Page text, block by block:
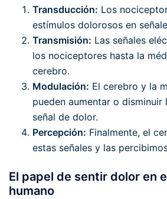
Transducción: Los
estímulos dolorosos en
Transmisión: Las señales
los nociceptores hasta la
cerebro.
Modulación: El cerebro y la
pueden aumentar o disminuir
señal de dolor.
Percepción: Finalmente, el
estas señales y las
El papel de sentir dolor en
humano